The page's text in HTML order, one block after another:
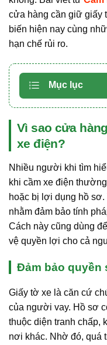
cửa hàng cần giữ giấy
biến hiện nay cùng
hạn chế rủi ro.
Mục lục
Vì sao cửa
xe điện?
Nhiều người khi tìm
khi cầm xe điện
hoặc bị lợi dụng hồ
nhằm đảm bảo tính
Cách này cũng dùng
vệ quyền lợi cho cả
Đảm bảo quyền
Giấy tờ xe là căn cứ
của người vay. Hồ sơ
thuộc diện tranh chấp,
nơi khác. Nhờ đó, quá